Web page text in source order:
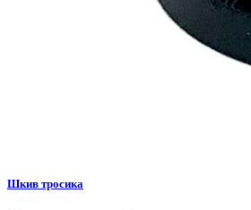
Шкив тросика